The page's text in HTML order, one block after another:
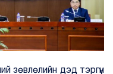
зөвлөлийн дэд тэргүүн